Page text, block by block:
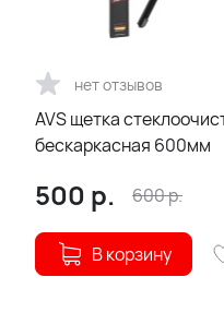
нет отзывов
AVS щетка стеклоочистителя Basic Linе
бескаркасная 600мм
500 р. 600р.
В корзину